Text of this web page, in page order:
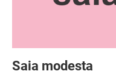
Saia modesta